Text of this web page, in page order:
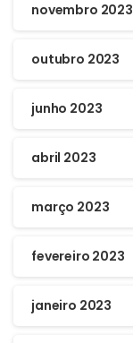
novembro 2023
outubro 2023
junho 2023
abril 2023
março 2023
fevereiro 2023
janeiro 2023